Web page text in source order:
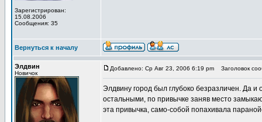
Зарегистрирован:
15.08.2006
Сообщения: 35
Вернуться к началу
Элдвин
Новичок
Добавлено: Ср Авг 23, 2006 6:19 pm Заголовок
Элдвину город был глубоко безразличен. Да
остальными, по привычке заняв место
эта привычка, само-собой попахивала